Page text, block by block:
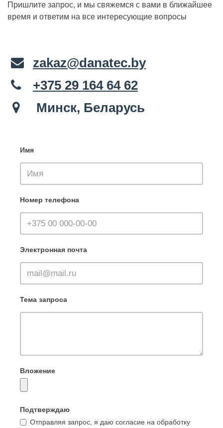
Пришлите запрос, и мы свяжемся с вами в ближайшее
время и ответим на все интересующие вопросы
zakaz@danatec.by
+375 29 164 64 62
Минск, Беларусь
Имя
Номер телефона
Электронная почта
Тема запроса
Вложение
Подтверждаю
Отправляя запрос, я даю согласие на обработку